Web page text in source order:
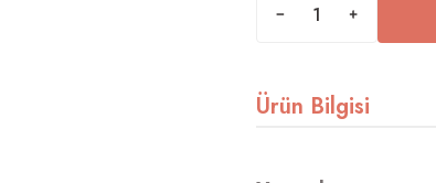
Ürün Bilgisi